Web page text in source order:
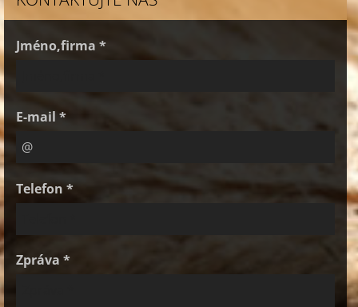
Jméno,firma *
E-mail *
Telefon *
Zpráva *